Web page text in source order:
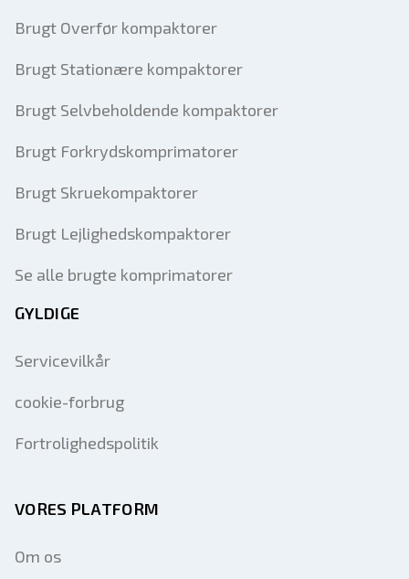
Brugt Overfør kompaktorer
Brugt Stationære kompaktorer
Brugt Selvbeholdende kompaktorer
Brugt Forkrydskomprimatorer
Brugt Skruekompaktorer
Brugt Lejlighedskompaktorer
Se alle brugte komprimatorer
GYLDIGE
Servicevilkår
cookie-forbrug
Fortrolighedspolitik
VORES PLATFORM
Om os